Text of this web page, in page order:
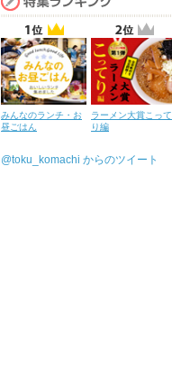
みんなのランチ・お
昼ごはん
ラーメン大賞こって
り編
@toku_komachi からのツイート